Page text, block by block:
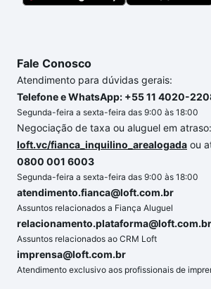
Fale Conosco
Atendimento para dúvidas gerais:
Telefone e WhatsApp: +55 11 4020-
Segunda-feira a sexta-feira das 9:00 às 18:00
Negociação de taxa ou aluguel em atraso:
loft.vc/fianca_inquilino_arealogada ou
0800 001 6003
Segunda-feira a sexta-feira das 9:00 às 18:00
atendimento.fianca@loft.com.br
Assuntos relacionados a Fiança Aluguel
relacionamento.plataforma@loft.com.br
Assuntos relacionados ao CRM Loft
imprensa@loft.com.br
Atendimento exclusivo aos profissionais de